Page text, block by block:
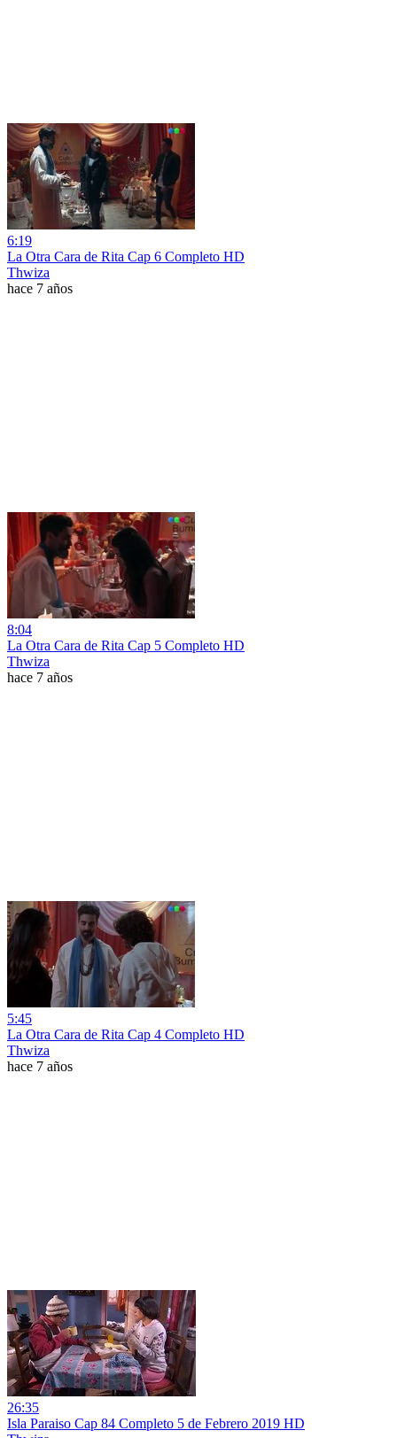
6:19
La Otra Cara de Rita Cap 6 Completo HD
Thwiza
hace 7 años
8:04
La Otra Cara de Rita Cap 5 Completo HD
Thwiza
hace 7 años
5:45
La Otra Cara de Rita Cap 4 Completo HD
Thwiza
hace 7 años
26:35
Isla Paraiso Cap 84 Completo 5 de Febrero 2019 HD